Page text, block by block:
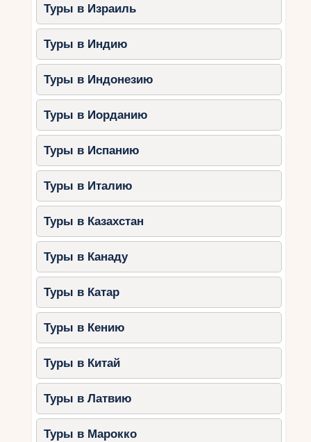
Туры в Израиль
Туры в Индию
Туры в Индонезию
Туры в Иорданию
Туры в Испанию
Туры в Италию
Туры в Казахстан
Туры в Канаду
Туры в Катар
Туры в Кению
Туры в Китай
Туры в Латвию
Туры в Марокко